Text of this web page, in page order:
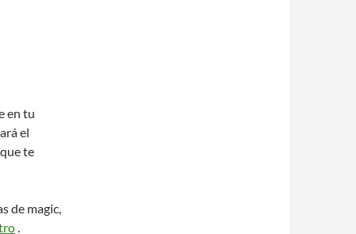
en tu
el
te
de magic,
.